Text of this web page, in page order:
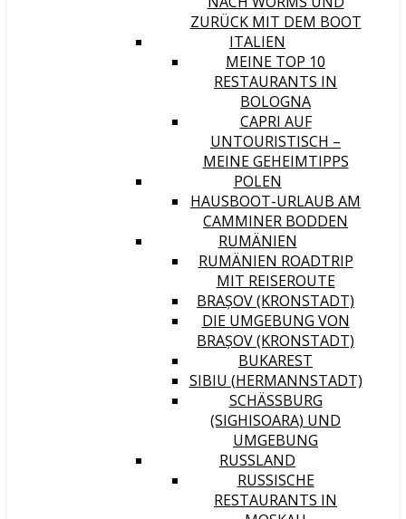
ZURÜCK MIT DEM BOOT
ITALIEN
MEINE TOP 10
RESTAURANTS IN
BOLOGNA
CAPRI AUF
UNTOURISTISCH –
MEINE GEHEIMTIPPS
POLEN
HAUSBOOT-URLAUB AM
CAMMINER BODDEN
RUMÄNIEN
RUMÄNIEN ROADTRIP
MIT REISEROUTE
BRAȘOV (KRONSTADT)
DIE UMGEBUNG VON
BRAȘOV (KRONSTADT)
BUKAREST
SIBIU (HERMANNSTADT)
SCHÄSSBURG (
SIGHISOARA) UND U
MGEBUNG
RUSSLAND
RUSSISCHE
RESTAURANTS IN